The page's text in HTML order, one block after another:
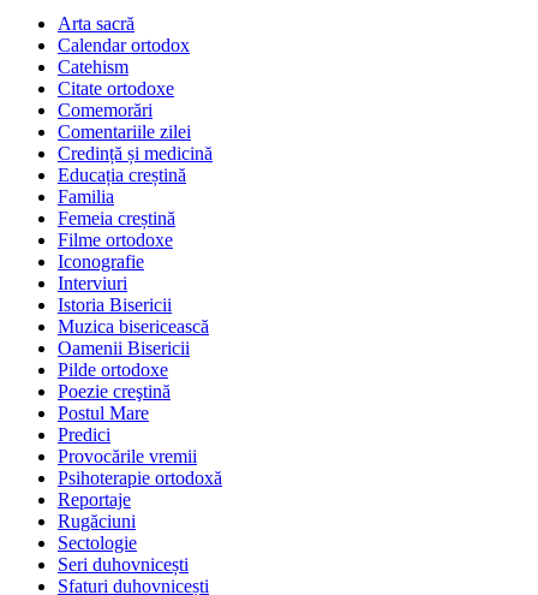
Arta sacră
Calendar ortodox
Catehism
Citate ortodoxe
Comemorări
Comentariile zilei
Credință și medicină
Educația creștină
Familia
Femeia creștină
Filme ortodoxe
Iconografie
Interviuri
Istoria Bisericii
Muzica bisericească
Oamenii Bisericii
Pilde ortodoxe
Poezie creştină
Postul Mare
Predici
Provocările vremii
Psihoterapie ortodoxă
Reportaje
Rugăciuni
Sectologie
Seri duhovnicești
Sfaturi duhovnicești